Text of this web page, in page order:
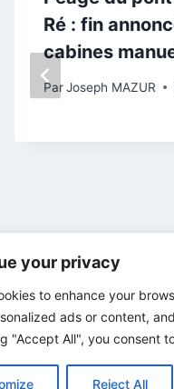
your privacy
to enhance your
ads or content,
"Accept All", you consent
Reject All
Ré : fin
cabines
ParJoseph MAZUR